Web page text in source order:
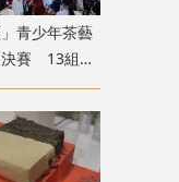
」青少年茶藝
賽 13組兩
以茗會友